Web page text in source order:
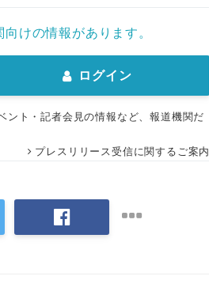
けの情報があります。
ログイン
ント・記者会見の情報など、報道機関だ
プレスリリース受信に関するご案内